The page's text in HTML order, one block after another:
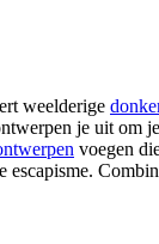
weelderige
je uit
voegen